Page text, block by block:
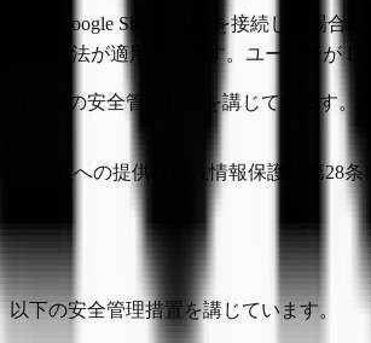
ーが Google Sheets 連携を接続した場合
報保護法が適用されます。ユーザーが
グ等の安全管理措置を講じています
同社への提供は個人情報保護法第28
下の安全管理措置を講じています。